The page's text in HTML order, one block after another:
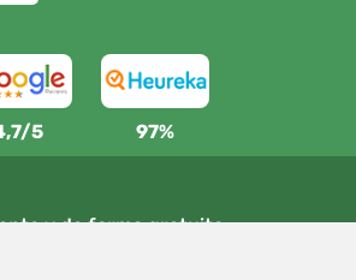
5 97%
y de forma gratuita
pedidos superiores a 95 EUR